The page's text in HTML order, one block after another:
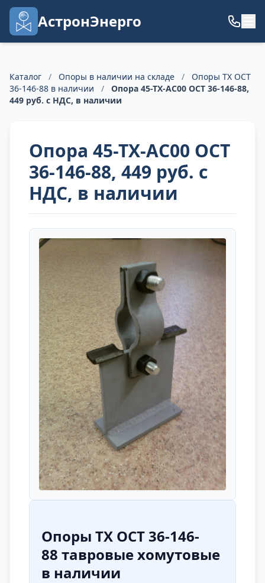
АстронЭнерго
Каталог / Опоры в наличии на складе /
Опоры ТХ ОСТ
36-146-88 в наличии
/
Опора 45-ТХ-АС00 ОСТ 36-146-88,
449 руб. с НДС, в наличии
Опора 45-ТХ-АС00 ОСТ
36-146-88, 449 руб. с
НДС, в наличии
Опоры ТХ ОСТ 36-146-
88 тавровые хомутовые
в наличии